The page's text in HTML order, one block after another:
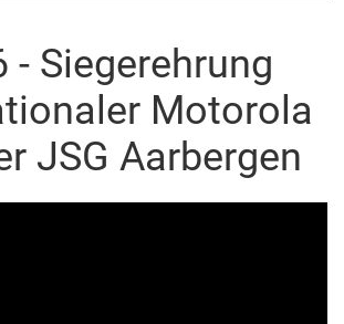
- Siegerehrung
Motorola
JSG Aarbergen